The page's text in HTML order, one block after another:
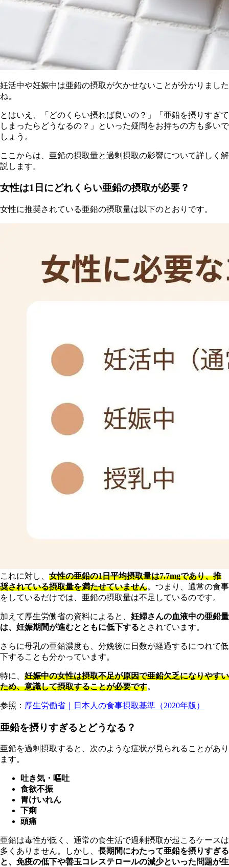
妊活中や妊娠中は亜鉛の摂取が欠かせないことが分かりました
ね。
とはいえ、「どのくらい摂れば良いの？」「亜鉛を摂りすぎて
しまったらどうなるの？」といった疑問をお持ちの方も多いで
しょう。
ここからは、亜鉛の摂取量と過剰摂取の影響について詳しく解
説します。
女性は1日にどれくらい亜鉛の摂取が必要？
女性に推奨されている亜鉛の摂取量は以下のとおりです。
これに対し、 女性の亜鉛の1日平均摂取量は7.7mgであり、推
奨されている摂取量を満たせていません。つまり、通常の食事
をしているだけでは、亜鉛の摂取量は不足しているのです。
加えて厚生労働省の資料によると、 妊婦さんの血液中の亜鉛量
は、妊娠期間が進むとともに低下するとされています。
さらに母乳の亜鉛濃度も、分娩後に日数が経過するにつれて低
下することも分かっています。
特に、 妊娠中の女性は摂取不足が原因で亜鉛欠乏になりやすい
ため、意識して摂取することが必要です。
参照： 厚生労働省｜日本人の食事摂取基準（2020年版）
亜鉛を摂りすぎるとどうなる？
亜鉛を過剰摂取すると、次のような症状が見られることがあり
ます。
吐き気・嘔吐
食欲不振
胃けいれん
下痢
頭痛
亜鉛は毒性が低く、通常の食生活で過剰摂取が起こるケースは
多くありません。しかし、 長期間にわたって亜鉛を摂りすぎる
と、免疫の低下や善玉コレステロールの減少といった問題が生